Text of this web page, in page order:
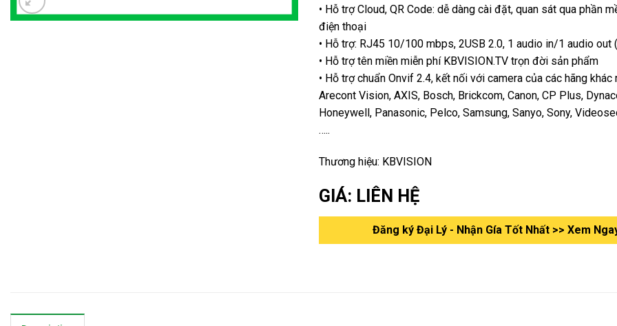
• Hỗ trợ Cloud, QR Code: dễ dàng cài đặt, quan sát qua phần
điện thoại
• Hỗ trợ: RJ45 10/100 mbps, 2USB 2.0, 1 audio in/1 audio out
• Hỗ trợ tên miền miễn phí KBVISION.TV trọn đời sản phẩm
• Hỗ trợ chuẩn Onvif 2.4, kết nối với camera của các hãng khác
Arecont Vision, AXIS, Bosch, Brickcom, Canon, CP Plus,
Honeywell, Panasonic, Pelco, Samsung, Sanyo, Sony,
…..
Thương hiệu: KBVISION
GIÁ: LIÊN HỆ
Đăng ký Đại Lý - Nhận Gía Tốt Nhất >> Xem